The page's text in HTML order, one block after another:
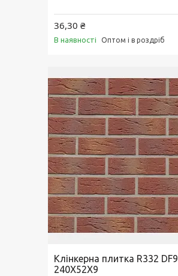
36,30 ₴
В наявності Оптом і в роздріб
Клінкерна плитка R332 DF9
240X52X9